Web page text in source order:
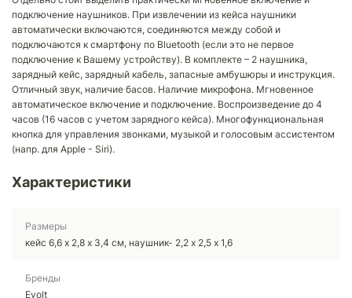
подключение наушников. При извлечении из кейса наушники
автоматически включаются, соединяются между собой и
подключаются к смартфону по Bluetooth (если это не первое
подключение к Вашему устройству). В комплекте – 2 наушника,
зарядный кейс, зарядный кабель, запасные амбушюры и инструкция.
Отличный звук, наличие басов. Наличие микрофона. Мгновенное
автоматическое включение и подключение. Воспроизведение до 4
часов (16 часов с учетом зарядного кейса). Многофункциональная
кнопка для управления звонками, музыкой и голосовым ассистентом
(напр. для Apple - Siri).
Характеристики
Размеры
кейс 6,6 х 2,8 х 3,4 см, наушник- 2,2 х 2,5 х 1,6
Бренды
Evolt